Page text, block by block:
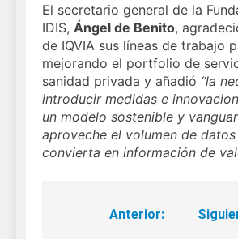
El secretario general de la
IDIS, Ángel de Benito,
de IQVIA sus líneas de trabajo
mejorando el portfolio de
sanidad privada y añadió “la
introducir medidas e
un modelo sostenible y
aproveche el volumen de
convierta en información de
Navegación
Anterior: